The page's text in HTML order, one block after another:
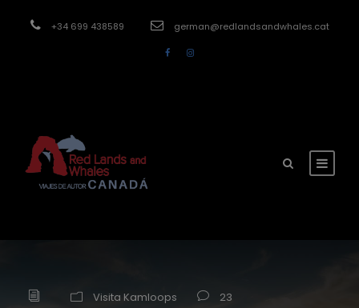
+34 699 438589 german@redlandsandwhales.cat
Visita Kamloops 23